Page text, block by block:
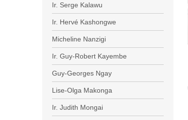
Ir. Serge Kalawu
Ir. Hervé Kashongwe
Micheline Nanzigi
Ir. Guy-Robert Kayembe
Guy-Georges Ngay
Lise-Olga Makonga
Ir. Judith Mongai